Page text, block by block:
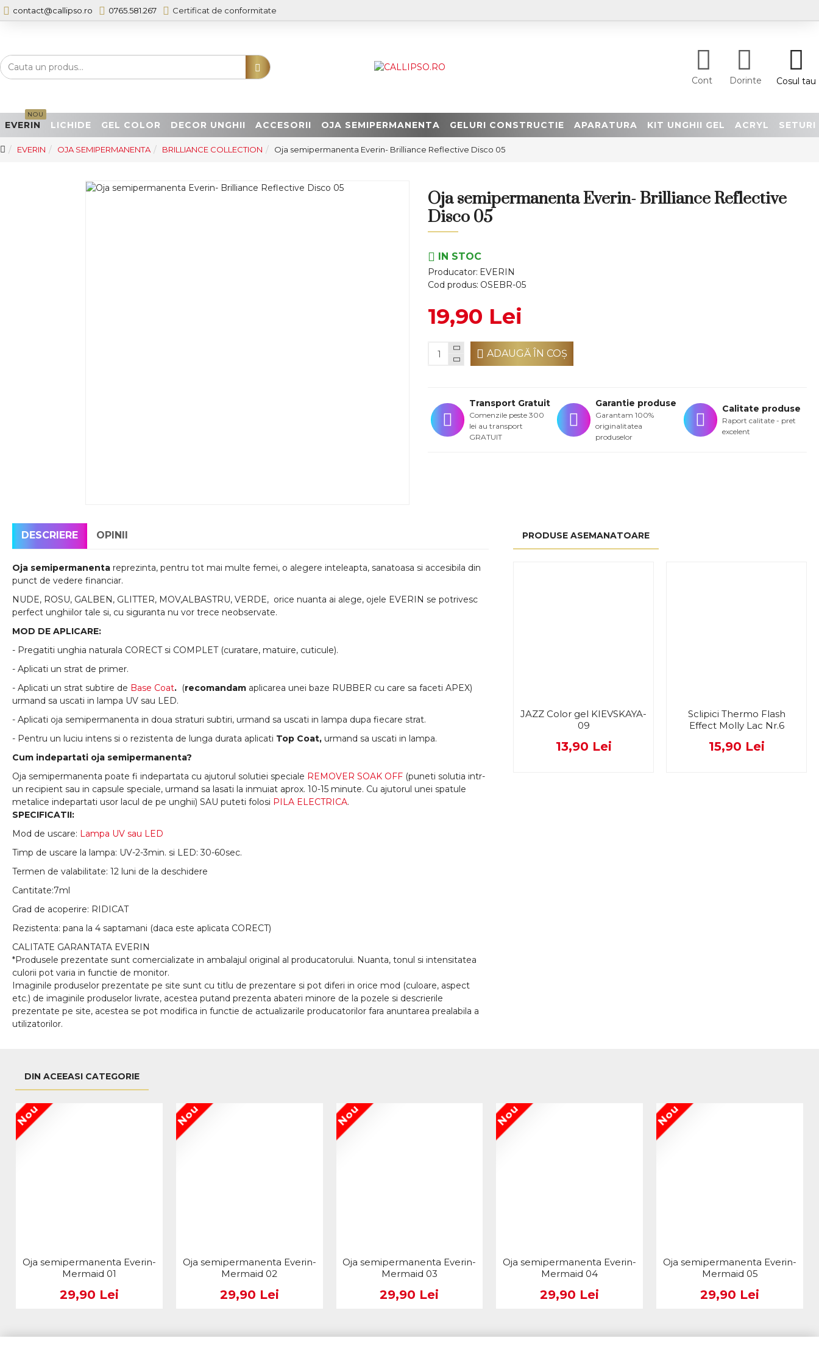
contact@callipso.ro 0765.581.267 Certificat de conformitate
Cont Dorinte Cosul tau
EVERIN
NOU
LICHIDE GEL COLOR DECOR UNGHII ACCESORII OJA SEMIPERMANENTA GELURI CONSTRUCTIE APARATURA KIT UNGHII GEL ACRYL SETURI
EVERIN OJA SEMIPERMANENTA BRILLIANCE COLLECTION Oja semipermanenta Everin- Brilliance Reflective Disco 05
Oja semipermanenta Everin- Brilliance Reflective
Disco 05
IN STOC
Producator: EVERIN
Cod produs: OSEBR-05
19,90 Lei
ADAUGĂ ÎN COŞ
Transport Gratuit
Comenzile peste 300
lei au transport
GRATUIT
Garantie produse
Garantam 100%
originalitatea
produselor
Calitate produse
Raport calitate - pret
excelent
DESCRIERE OPINII
Oja semipermanenta reprezinta, pentru tot mai multe femei, o alegere inteleapta, sanatoasa si accesibila din
punct de vedere financiar.
NUDE, ROSU, GALBEN, GLITTER, MOV,ALBASTRU, VERDE, orice nuanta ai alege, ojele EVERIN se potrivesc
perfect unghiilor tale si, cu siguranta nu vor trece neobservate.
MOD DE APLICARE:
- Pregatiti unghia naturala CORECT si COMPLET (curatare, matuire, cuticule).
- Aplicati un strat de primer.
- Aplicati un strat subtire de Base Coat. (recomandam aplicarea unei baze RUBBER cu care sa faceti APEX)
urmand sa uscati in lampa UV sau LED.
- Aplicati oja semipermanenta in doua straturi subtiri, urmand sa uscati in lampa dupa fiecare strat.
- Pentru un luciu intens si o rezistenta de lunga durata aplicati Top Coat, urmand sa uscati in lampa.
Cum indepartati oja semipermanenta?
Oja semipermanenta poate fi indepartata cu ajutorul solutiei speciale REMOVER SOAK OFF (puneti solutia intr-
un recipient sau in capsule speciale, urmand sa lasati la inmuiat aprox. 10-15 minute. Cu ajutorul unei spatule
metalice indepartati usor lacul de pe unghii) SAU puteti folosi PILA ELECTRICA.
SPECIFICATII:
Mod de uscare: Lampa UV sau LED
Timp de uscare la lampa: UV-2-3min. si LED: 30-60sec.
Termen de valabilitate: 12 luni de la deschidere
Cantitate:7ml
Grad de acoperire: RIDICAT
Rezistenta: pana la 4 saptamani (daca este aplicata CORECT)
CALITATE GARANTATA EVERIN
*Produsele prezentate sunt comercializate in ambalajul original al producatorului. Nuanta, tonul si intensitatea
culorii pot varia in functie de monitor.
Imaginile produselor prezentate pe site sunt cu titlu de prezentare si pot diferi in orice mod (culoare, aspect
etc.) de imaginile produselor livrate, acestea putand prezenta abateri minore de la pozele si descrierile
prezentate pe site, acestea se pot modifica in functie de actualizarile producatorilor fara anuntarea prealabila a
utilizatorilor.
PRODUSE ASEMANATOARE
JAZZ Color gel KIEVSKAYA-
09
13,90 Lei
Sclipici Thermo Flash
Effect Molly Lac Nr.6
15,90 Lei
DIN ACEEASI CATEGORIE
Nou
Oja semipermanenta Everin-
Mermaid 01
29,90 Lei
Nou
Oja semipermanenta Everin-
Mermaid 02
29,90 Lei
Nou
Oja semipermanenta Everin-
Mermaid 03
29,90 Lei
Nou
Oja semipermanenta Everin-
Mermaid 04
29,90 Lei
Nou
Oja semipermanenta Everin-
Mermaid 05
29,90 Lei